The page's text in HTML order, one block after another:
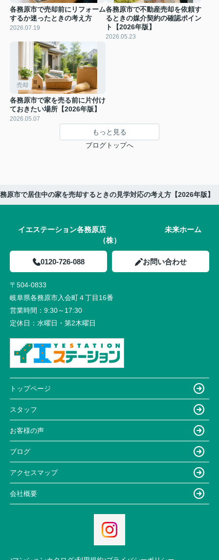
各務原市で売却前にリフォーム
するか迷ったときの考え方
2026.07.19
各務原市で不動産売却を依頼す
るときの媒介契約の確認ポイン
ト【2026年版】
2026.05.23
売却
各務原市で家を売る前に片付け
ておきたい場所【2026年版】
2026.05.07
もっと見る
ブログトップへ
原市で居住中の家を売却するときの見学対応の考え方【2026年版】
イエステーション各務原店 未来ホーム
（株）
0120-726-088 お問い合わせ
〒504-0833
岐阜県各務原市入会町４丁目16番
営業時間： 9:30～17:30
定休日： 水曜日・第2木曜日
トップページ
スタッフ
お客様の声
ブログ
アクセスマップ
会社概要